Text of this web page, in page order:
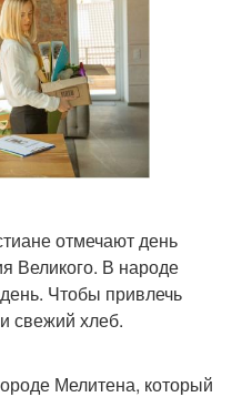
отмечают день
Великого. В народе
Чтобы привлечь
свежий хлеб.
Мелитена, который